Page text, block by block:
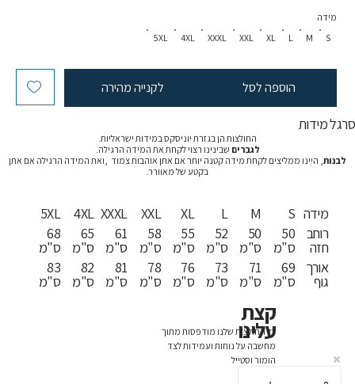
S
M
L
XL
XXL
XXXL
4XL
5XL
מידה
הוספה לסל לקנייה מהירה
סרגל מידות
החולצות הן בגזרת יוניסקס במידות ישראליות.
לגברים שבינינו רצוי לקחת את המידה הרגילה.
לבנות, היינו ממליצים לקחת מידה קטנה יותר אם אתן אוהבות צמוד ,ואת המידה הרגילה אם אתן
בקטע של מאוורר.
5XL
68
ס"מ
83
ס"מ
4XL
65
ס"מ
82
ס"מ
XXXL
61
ס"מ
81
ס"מ
XXL
58
ס"מ
78
ס"מ
XL
55
ס"מ
76
ס"מ
L
52
ס"מ
73
ס"מ
M
50
ס"מ
71
ס"מ
S
50
ס"מ
69
ס"מ
מידה
רוחב
חזה
אורך
גוף
כל החולצות שלנו מודפסות מתוך
מחשבה על נוחות ועמידות לצד
הומור וסטייל
קצת
עלינו